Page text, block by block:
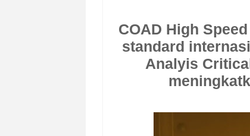
COAD High
standard
Analyis